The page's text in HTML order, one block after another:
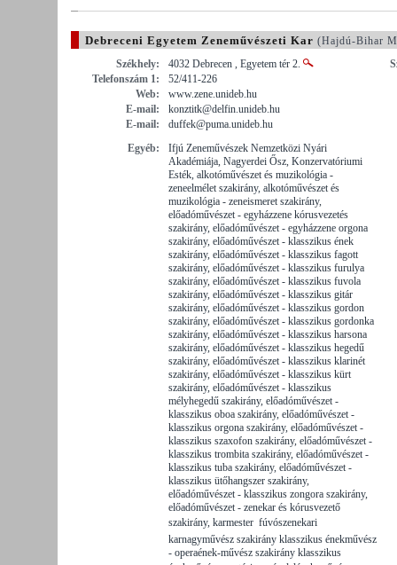
Debreceni Egyetem Zeneművészeti Kar (Hajdú-Bihar
Székhely:
4032 Debrecen , Egyetem tér 2.
Telefonszám 1:
52/411-226
Web:
www.zene.unideb.hu
E-mail:
konztitk@delfin.unideb.hu
E-mail:
duffek@puma.unideb.hu
Egyéb:
Ifjú Zeneművészek Nemzetközi Nyári
Akadémiája, Nagyerdei Ősz, Konzervatóriumi
Esték, alkotóművészet és muzikológia -
zeneelmélet szakirány, alkotóművészet és
muzikológia - zeneismeret szakirány,
előadóművészet - egyházzene kórusvezetés
szakirány, előadóművészet - egyházzene orgona
szakirány, előadóművészet - klasszikus ének
szakirány, előadóművészet - klasszikus fagott
szakirány, előadóművészet - klasszikus furulya
szakirány, előadóművészet - klasszikus fuvola
szakirány, előadóművészet - klasszikus gitár
szakirány, előadóművészet - klasszikus gordon
szakirány, előadóművészet - klasszikus gordonka
szakirány, előadóművészet - klasszikus harsona
szakirány, előadóművészet - klasszikus hegedű
szakirány, előadóművészet - klasszikus klarinét
szakirány, előadóművészet - klasszikus kürt
szakirány, előadóművészet - klasszikus
mélyhegedű szakirány, előadóművészet -
klasszikus oboa szakirány, előadóművészet -
klasszikus orgona szakirány, előadóművészet -
klasszikus szaxofon szakirány, előadóművészet -
klasszikus trombita szakirány, előadóművészet -
klasszikus tuba szakirány, előadóművészet -
klasszikus ütőhangszer szakirány,
előadóművészet - klasszikus zongora szakirány,
előadóművészet - zenekar és kórusvezető
szakirány, karmester  fúvószenekari
karnagyművész szakirány klasszikus énekművész
- operaének-művész szakirány klasszikus